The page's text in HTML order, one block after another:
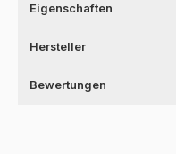
Eigenschaften
Hersteller
Bewertungen